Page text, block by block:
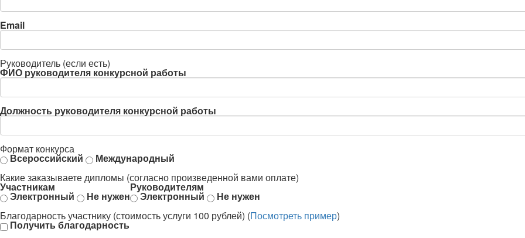
Email
Руководитель (если есть)
ФИО руководителя конкурсной работы
Должность руководителя конкурсной работы
Формат конкурса
Всероссийский
Международный
Какие заказываете дипломы (согласно произведенной вами оплате)
Участникам Руководителям
Электронный Не нужен Электронный
Не нужен
Благодарность участнику (стоимость услуги 100 рублей) (Посмотреть пример)
Получить благодарность